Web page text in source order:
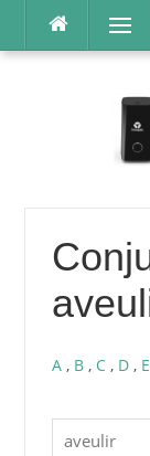
contenu
Menu
A , B , C , D , E